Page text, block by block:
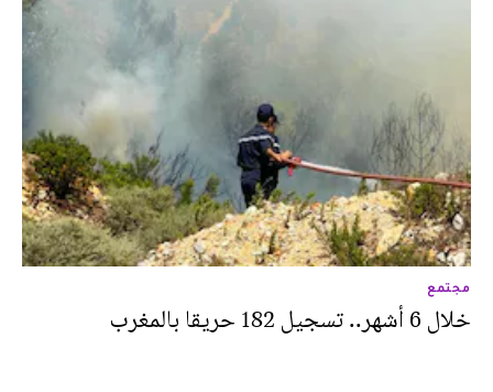
مجتمع
خلال 6 أشهر.. تسجيل 182 حريقا بالمغرب